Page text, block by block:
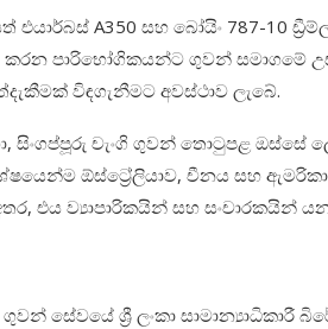
එයාර්බස් A350 සහ බෝයිං 787-10
කරන පාරිභෝගිකයන්ට ගුවන් සමාගමේ
විඳගැනීමට අවස්ථාව ලැබේ.
චැංගි ගුවන් තොටුපළ ඔස්සේ
ඕස්ට්‍රේලියාව, චීනය සහ
එය ව්‍යාපාරිකයින් සහ සංචාරකයින්
සේවයේ ශ්‍රී ලංකා සාමාන්‍යාධිකාරී